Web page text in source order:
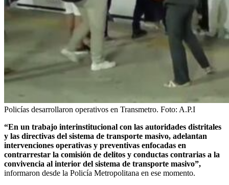
Policías desarrollaron operativos en Transmetro. Foto: A.P.I
“En un trabajo interinstitucional con las autoridades distritales
y las directivas del sistema de transporte masivo, adelantan
intervenciones operativas y preventivas enfocadas en
contrarrestar la comisión de delitos y conductas contrarias a la
convivencia al interior del sistema de transporte masivo”,
informaron desde la Policía Metropolitana en ese momento.